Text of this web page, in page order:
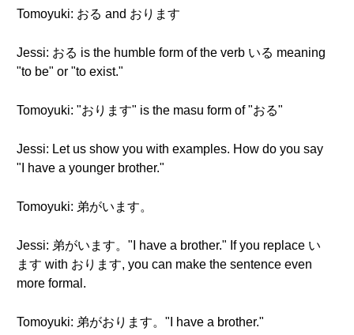
Tomoyuki: おる and おります
Jessi: おる is the humble form of the verb いる meaning
"to be" or "to exist."
Tomoyuki: "おります" is the masu form of "おる"
Jessi: Let us show you with examples. How do you say
"I have a younger brother."
Tomoyuki: 弟がいます。
Jessi: 弟がいます。"I have a brother." If you replace い
ます with おります, you can make the sentence even
more formal.
Tomoyuki: 弟がおります。"I have a brother."